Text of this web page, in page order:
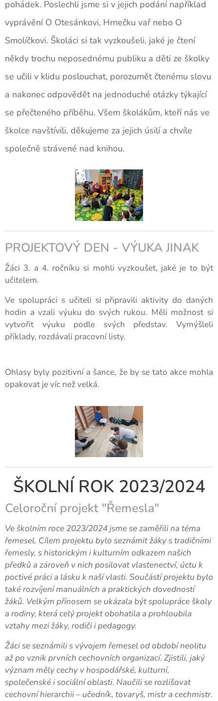
pohádek. Poslechli jsme si v jejich podání například
vyprávění O Otesánkovi, Hrnečku vař nebo O
Smolíčkovi. Školáci si tak vyzkoušeli, jaké je čtení
někdy trochu neposednému publiku a děti ze školky
se učili v klidu poslouchat, porozumět čtenému slovu
a nakonec odpovědět na jednoduché otázky týkající
se přečteného příběhu. Všem školákům, kteří nás ve
školce navštívili, děkujeme za jejich úsilí a chvíle
společně strávené nad knihou.
PROJEKTOVÝ DEN - VÝUKA JINAK
Žáci 3. a 4. ročníku si mohli vyzkoušet, jaké je to být
učitelem.
Ve spolupráci s učiteli si připravili aktivity do daných
hodin a vzali výuku do svých rukou. Měli možnost si
vytvořit výuku podle svých představ. Vymýšleli
příklady, rozdávali pracovní listy.
Ohlasy byly pozitivní a šance, že by se tato akce mohla
opakovat je víc než velká.
ŠKOLNÍ ROK 2023/2024
Celoroční projekt "Řemesla"
Ve školním roce 2023/2024 jsme se zaměřili na téma
řemesel. Cílem projektu bylo seznámit žáky s tradičními
řemesly, s historickým i kulturním odkazem našich
předků a zároveň v nich posilovat vlastenectví, úctu k
poctivé práci a lásku k naší vlasti. Součástí projektu bylo
také rozvíjení manuálních a praktických dovedností
žáků. Velkým přínosem se ukázala být spolupráce školy
a rodiny, která celý projekt obohatila a prohloubila
vztahy mezi žáky, rodiči i pedagogy.
Žáci se seznámili s vývojem řemesel od období neolitu
až po vznik prvních cechovních organizací. Zjistili, jaký
význam měly cechy v hospodářské, kulturní,
společenské i sociální oblasti. Naučili se rozlišovat
cechovní hierarchii – učedník, tovaryš, mistr a cechmistr.